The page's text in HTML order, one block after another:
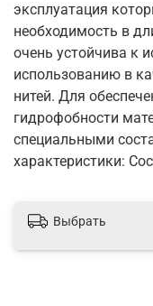
эксплуатация
необходимость в
очень устойчива к
использованию в
нитей. Для
гидрофобности
специальными
характеристики:
Выбрать